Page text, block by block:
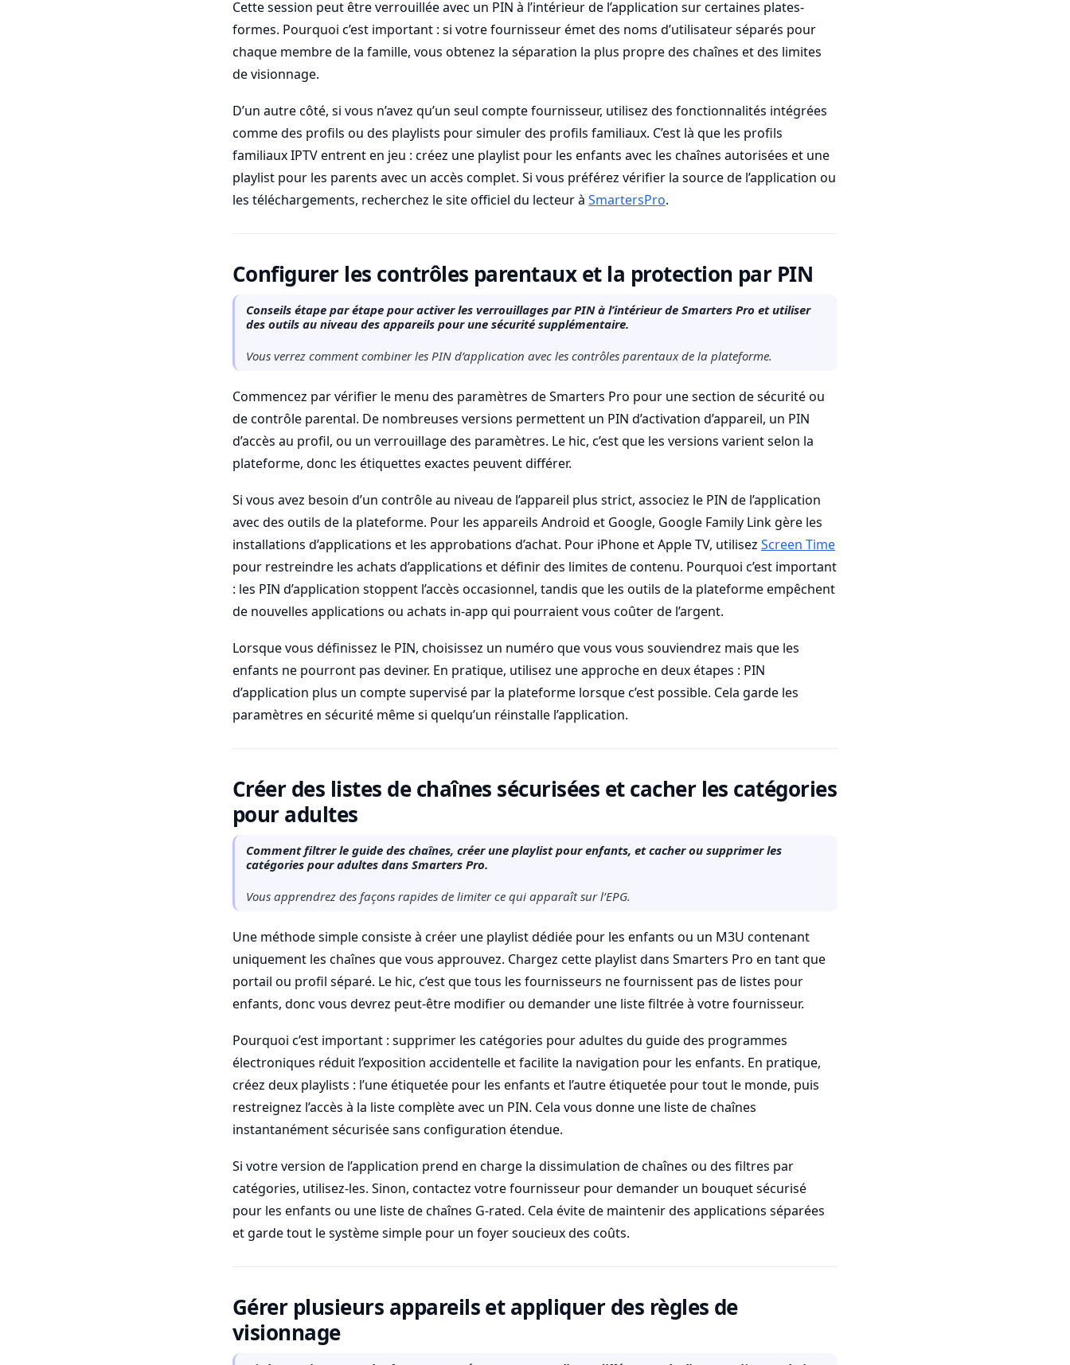
Cette session peut être verrouillée avec un PIN à l’intérieur de l’application sur certaines plates-
formes. Pourquoi c’est important : si votre fournisseur émet des noms d’utilisateur séparés pour
chaque membre de la famille, vous obtenez la séparation la plus propre des chaînes et des limites
de visionnage.
D’un autre côté, si vous n’avez qu’un seul compte fournisseur, utilisez des fonctionnalités intégrées
comme des profils ou des playlists pour simuler des profils familiaux. C’est là que les profils
familiaux IPTV entrent en jeu : créez une playlist pour les enfants avec les chaînes autorisées et une
playlist pour les parents avec un accès complet. Si vous préférez vérifier la source de l’application ou
les téléchargements, recherchez le site officiel du lecteur à SmartersPro.
Configurer les contrôles parentaux et la protection par PIN
Conseils étape par étape pour activer les verrouillages par PIN à l’intérieur de Smarters Pro et utiliser
des outils au niveau des appareils pour une sécurité supplémentaire.
Vous verrez comment combiner les PIN d’application avec les contrôles parentaux de la plateforme.
Commencez par vérifier le menu des paramètres de Smarters Pro pour une section de sécurité ou
de contrôle parental. De nombreuses versions permettent un PIN d’activation d’appareil, un PIN
d’accès au profil, ou un verrouillage des paramètres. Le hic, c’est que les versions varient selon la
plateforme, donc les étiquettes exactes peuvent différer.
Si vous avez besoin d’un contrôle au niveau de l’appareil plus strict, associez le PIN de l’application
avec des outils de la plateforme. Pour les appareils Android et Google, Google Family Link gère les
installations d’applications et les approbations d’achat. Pour iPhone et Apple TV, utilisez Screen Time
pour restreindre les achats d’applications et définir des limites de contenu. Pourquoi c’est important
: les PIN d’application stoppent l’accès occasionnel, tandis que les outils de la plateforme empêchent
de nouvelles applications ou achats in-app qui pourraient vous coûter de l’argent.
Lorsque vous définissez le PIN, choisissez un numéro que vous vous souviendrez mais que les
enfants ne pourront pas deviner. En pratique, utilisez une approche en deux étapes : PIN
d’application plus un compte supervisé par la plateforme lorsque c’est possible. Cela garde les
paramètres en sécurité même si quelqu’un réinstalle l’application.
Créer des listes de chaînes sécurisées et cacher les catégories
pour adultes
Comment filtrer le guide des chaînes, créer une playlist pour enfants, et cacher ou supprimer les
catégories pour adultes dans Smarters Pro.
Vous apprendrez des façons rapides de limiter ce qui apparaît sur l’EPG.
Une méthode simple consiste à créer une playlist dédiée pour les enfants ou un M3U contenant
uniquement les chaînes que vous approuvez. Chargez cette playlist dans Smarters Pro en tant que
portail ou profil séparé. Le hic, c’est que tous les fournisseurs ne fournissent pas de listes pour
enfants, donc vous devrez peut-être modifier ou demander une liste filtrée à votre fournisseur.
Pourquoi c’est important : supprimer les catégories pour adultes du guide des programmes
électroniques réduit l’exposition accidentelle et facilite la navigation pour les enfants. En pratique,
créez deux playlists : l’une étiquetée pour les enfants et l’autre étiquetée pour tout le monde, puis
restreignez l’accès à la liste complète avec un PIN. Cela vous donne une liste de chaînes
instantanément sécurisée sans configuration étendue.
Si votre version de l’application prend en charge la dissimulation de chaînes ou des filtres par
catégories, utilisez-les. Sinon, contactez votre fournisseur pour demander un bouquet sécurisé
pour les enfants ou une liste de chaînes G-rated. Cela évite de maintenir des applications séparées
et garde tout le système simple pour un foyer soucieux des coûts.
Gérer plusieurs appareils et appliquer des règles de
visionnage